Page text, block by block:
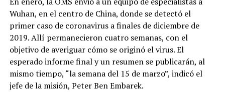
Wuhan, en el centro de China, donde se detectó el
primer caso de coronavirus a finales de diciembre de
2019. Allí permanecieron cuatro semanas, con el
objetivo de averiguar cómo se originó el virus. El
esperado informe final y un resumen se publicarán, al
mismo tiempo, “la semana del 15 de marzo”, indicó el
jefe de la misión, Peter Ben Embarek.